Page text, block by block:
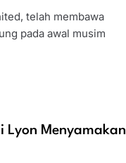
telah membawa
pada awal musim
Lyon Menyamakan